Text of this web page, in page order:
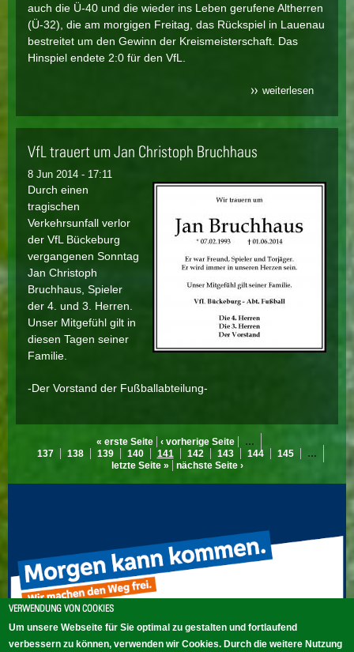
auch die Ü-40 und die wieder ins Leben gerufene Altherren
(Ü-32), die am morgigen Freitag, das Rückspiel in Lauenau
bestreitet um den Gewinn der Kreismeisterschaft. Das
Hinspiel endete 2:0 für den VfL.
weiterlesenüber
der
um den
VfL trauert um Jan Christoph Bruchhaus
8 Jun 2014 - 17:11
Durch einen
tragischen
Verkehrsunfall verlor
der VfL Bückeburg
vergangenen Sonntag
Jan Christoph
Bruchhaus, Spieler
der 4. und 3. Herren.
Unser Mitgefühl gilt in
diesen Tagen seiner
Familie.
-Der Vorstand der Fußballabteilung-
SEITEN « erste Seite ‹ vorherige Seite
…
137
138 139 140 141 142 143 144 145
…
letzte Seite »
nächste Seite ›
VERWENDUNG VON COOKIES
Um unsere Webseite für Sie optimal zu gestalten und fortlaufend
verbessern zu können, verwenden wir Cookies. Durch die weitere Nutzung